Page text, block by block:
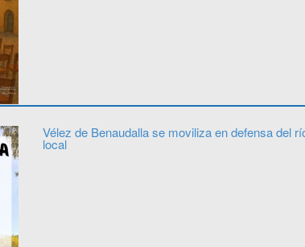
Vélez de Benaudalla se moviliza en defensa del
local